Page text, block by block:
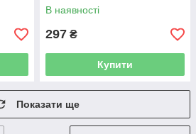
В наявності
297 ₴
Купити
Показати ще